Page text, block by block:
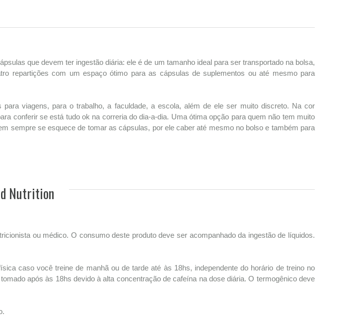
que devem ter ingestão diária: ele é de um tamanho ideal para ser transportado na bolsa,
repartições com um espaço ótimo para as cápsulas de suplementos ou até mesmo para
viagens, para o trabalho, a faculdade, a escola, além de ele ser muito discreto. Na cor
conferir se está tudo ok na correria do dia-a-dia. Uma ótima opção para quem não tem muito
sempre se esquece de tomar as cápsulas, por ele caber até mesmo no bolso e também para
Nutrition
ou médico. O consumo deste produto deve ser acompanhado da ingestão de líquidos.
caso você treine de manhã ou de tarde até às 18hs, independente do horário de treino no
após às 18hs devido à alta concentração de cafeína na dose diária. O termogênico deve